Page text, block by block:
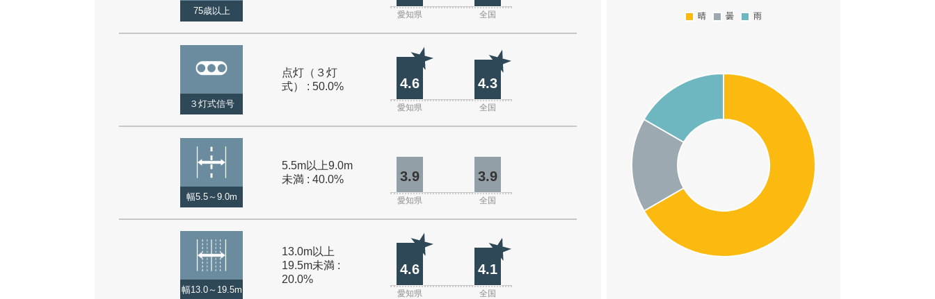
75歳以上 愛知県 全国
３灯式信号
点灯（３灯
式） : 50.0%
4.6 4.3
愛知県 全国
幅5.5～9.0m
5.5m以上9.0m
未満 : 40.0%
3.9 3.9
愛知県 全国
幅13.0～19.5m
13.0m以上
19.5m未満 :
20.0%
4.6 4.1
愛知県 全国